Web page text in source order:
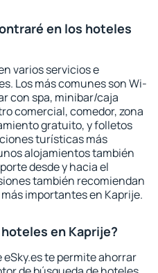
en los hoteles
varios servicios e
Los más comunes son Wi-
con spa, minibar/caja
comercial, comedor, zona
gratuito, y folletos
turísticas más
alojamientos también
desde y hacia el
también recomiendan
importantes en Kaprije.
en Kaprije?
te permite ahorrar